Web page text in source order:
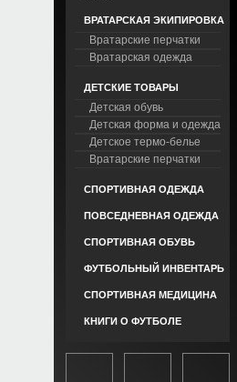
ВРАТАРСКАЯ ЭКИПИРОВКА
Вратарские перчатки
Вратарская одежда
ДЕТСКИЕ ТОВАРЫ
Детская обувь
Детская форма и одежда
Детское термо-белье
Вратарские перчатки
СПОРТИВНАЯ ОДЕЖДА
ПОВСЕДНЕВНАЯ ОДЕЖДА
СПОРТИВНАЯ ОБУВЬ
ФУТБОЛЬНЫЙ ИНВЕНТАРЬ
СПОРТИВНАЯ МЕДИЦИНА
КНИГИ О ФУТБОЛЕ